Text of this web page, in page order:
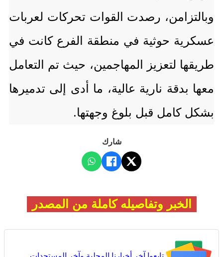
وبالتزامن، رصدت القوات تحركات لعربات
عسكرية حوثية في منطقة الفرع كانت في
طريقها لتعزيز المهاجمين، حيث تم التعامل
معها بدقة نارية عالية، ما أدى إلى تدميرها
بشكل كامل قبل بلوغ وجهتها.
شارك
الخبر وتفاصيله كاملة من المصدر